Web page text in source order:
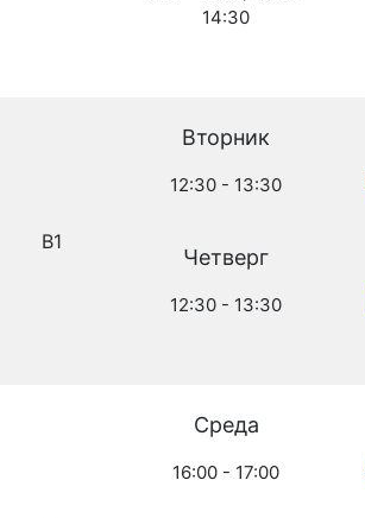
14:30
B1
Вторник
12:30 - 13:30
Четверг
12:30 - 13:30
Среда
16:00 - 17:00